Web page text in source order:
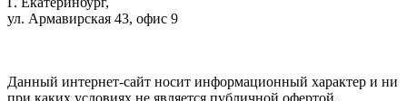
ул. Армавирская 43, офис 9
Данный интернет-сайт носит информационный характер и ни
при каких условиях не является публичной офертой,